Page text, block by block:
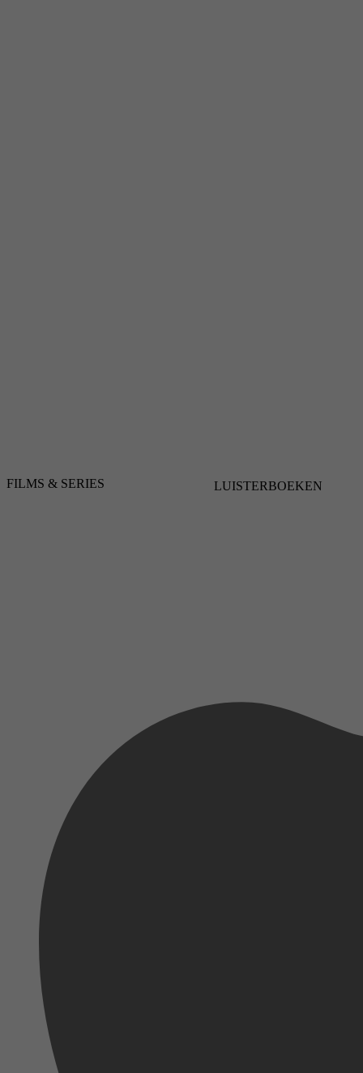
FILMS & SERIES LUISTERBOEKEN